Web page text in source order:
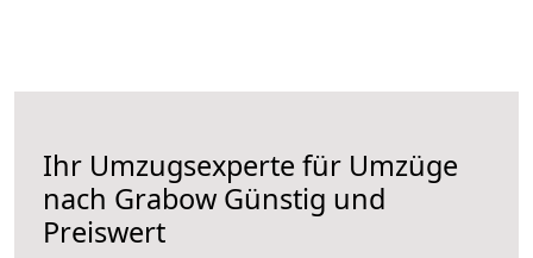
Ihr Umzugsexperte für Umzüge
nach Grabow Günstig und
Preiswert